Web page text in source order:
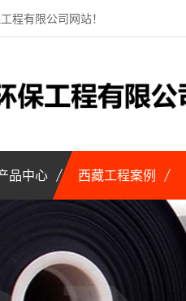
程有限公司网站！
品中心 西藏工程案例